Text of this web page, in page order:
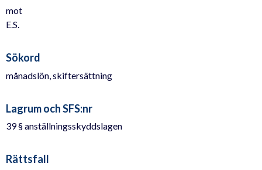
mot
E.S.
Sökord
månadslön, skiftersättning
Lagrum och SFS:nr
39 § anställningsskyddslagen
Rättsfall